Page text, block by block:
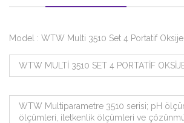
Model : WTW Multi 3510 Set 4 Portatif
WTW MULTİ 3510 SET 4 PORTATİF
WTW Multiparametre 3510 serisi; pH
ölçümleri, iletkenlik ölçümleri ve